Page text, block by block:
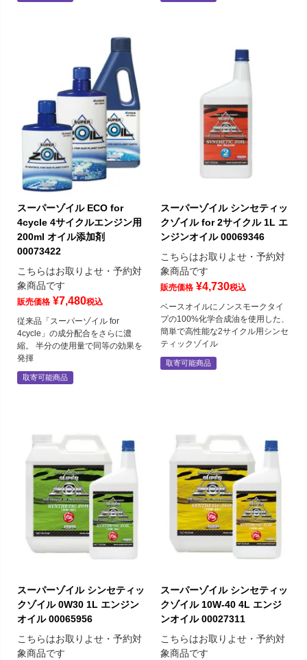
スーパーゾイル ECO for
4cycle 4サイクルエンジン用
200ml オイル添加剤
00073422
こちらはお取りよせ・予約対
象商品です
販売価格 ¥7,480税込
従来品「スーパーゾイル for
4cycle」の成分配合をさらに濃
縮。 半分の使用量で同等の効果を
発揮
取寄可能商品
スーパーゾイル シンセティッ
クゾイル for 2サイクル 1L エ
ンジンオイル 00069346
こちらはお取りよせ・予約対
象商品です
販売価格 ¥4,730税込
ベースオイルにノンスモークタイ
プの100%化学合成油を使用した、
簡単で高性能な2サイクル用シンセ
ティックゾイル
取寄可能商品
スーパーゾイル シンセティッ
クゾイル 0W30 1L エンジン
オイル 00065956
こちらはお取りよせ・予約対
象商品です
スーパーゾイル シンセティッ
クゾイル 10W-40 4L エンジ
ンオイル 00027311
こちらはお取りよせ・予約対
象商品です